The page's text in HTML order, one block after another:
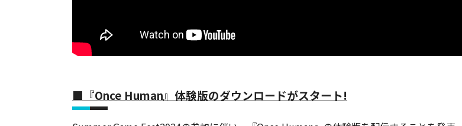
■『Once Human』体験版のダウンロードがスタート!